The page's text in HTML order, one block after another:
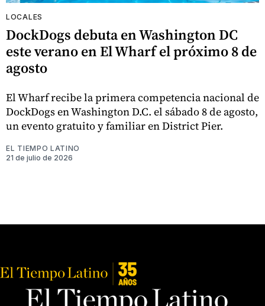
LOCALES
DockDogs debuta en Washington DC
este verano en El Wharf el próximo 8 de
agosto
El Wharf recibe la primera competencia nacional de
DockDogs en Washington D.C. el sábado 8 de agosto,
un evento gratuito y familiar en District Pier.
EL TIEMPO LATINO
21 de julio de 2026